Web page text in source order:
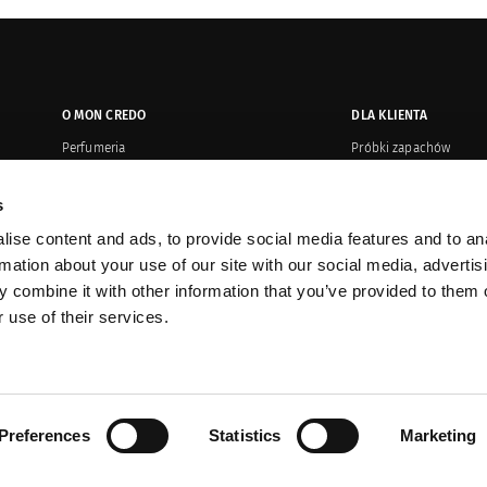
content and ads, to provide social media features and to
about your use of our site with our social media,
combine it with other information that you’ve provided to them
use of their services.
Preferences Statistics Marketing
O MON CREDO
Perfumeria
Kontakt
Dystrybucja
Sprzedaż korporacyjna
DLA KLIENTA
Próbki zapachów
Regulamin
Karty upominkowe